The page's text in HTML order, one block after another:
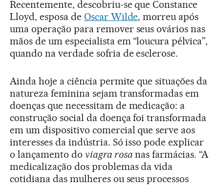
Recentemente, descobriu-se que Constance
Lloyd, esposa de Oscar Wilde, morreu após
uma operação para remover seus ovários nas
mãos de um especialista em “loucura pélvica”,
quando na verdade sofria de esclerose.
Ainda hoje a ciência permite que situações da
natureza feminina sejam transformadas em
doenças que necessitam de medicação: a
construção social da doença foi transformada
em um dispositivo comercial que serve aos
interesses da indústria. Só isso pode explicar
o lançamento do viagra rosa nas farmácias. “A
medicalização dos problemas da vida
cotidiana das mulheres ou seus processos